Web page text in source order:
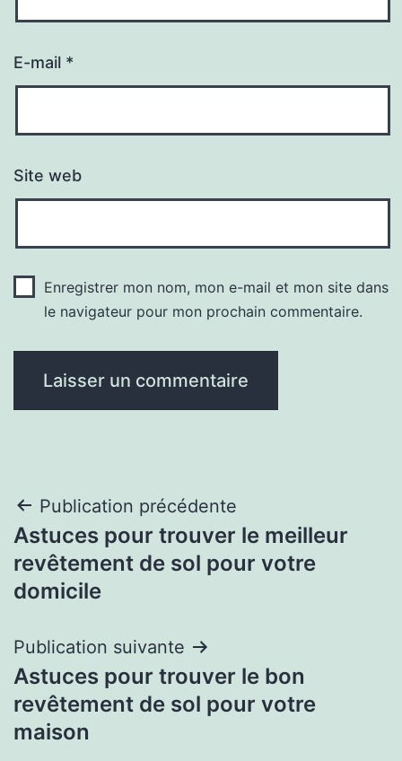
E-mail *
Site web
Enregistrer mon nom, mon e-mail et mon site dans
le navigateur pour mon prochain commentaire.
Navigation
de
l’article
Publication précédente
Astuces pour trouver le meilleur
revêtement de sol pour votre
domicile
Publication suivante
Astuces pour trouver le bon
revêtement de sol pour votre
maison